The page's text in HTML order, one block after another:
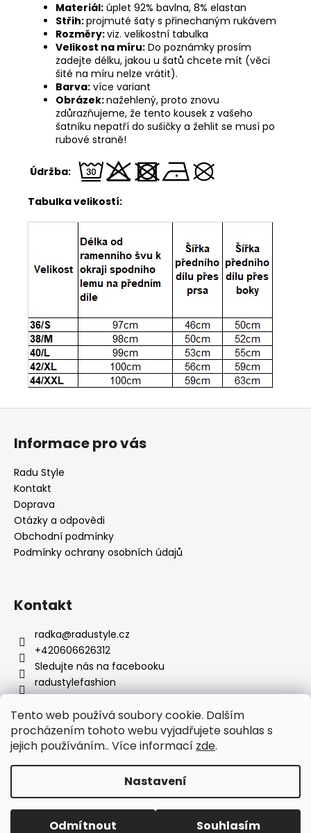
Tento web používá soubory cookie. Dalším
procházením tohoto webu vyjadřujete souhlas s
jejich používáním.. Více informací zde.
Nastavení
Odmítnout Souhlasím
Materiál: úplet 92% bavlna, 8% elastan
Střih:projmuté šaty s přinechaným rukávem
Rozměry:viz. velikostní tabulka
Velikost na míru: Do poznámky prosím
zadejte délku, jakou u šatů chcete mít (věci
šité na míru nelze vrátit).
Barva: více variant
Obrázek:nažehlený, proto znovu
zdůrazňujeme, že tento kousek z vašeho
šatníku nepatří do sušičky a žehlit se musí po
rubové straně!
Údržba:
Tabulka velikostí:
Informace pro vás
Radu Style
Kontakt
Doprava
Otázky a odpovědi
Obchodní podmínky
Podmínky ochrany osobních údajů
Kontakt
radka@radustyle.cz
+420606626312
Sledujte nás na facebooku
radustylefashion
Facebook
Vytvořil Shoptet
Copyright 2026Radu Style . Všechna práva vyhrazena.